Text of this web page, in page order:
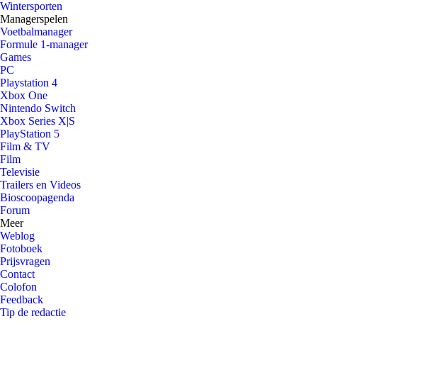
Wintersporten
Managerspelen
Voetbalmanager
Formule 1-manager
Games
PC
Playstation 4
Xbox One
Nintendo Switch
Xbox Series X|S
PlayStation 5
Film & TV
Film
Televisie
Trailers en Videos
Bioscoopagenda
Forum
Meer
Weblog
Fotoboek
Prijsvragen
Contact
Colofon
Feedback
Tip de redactie